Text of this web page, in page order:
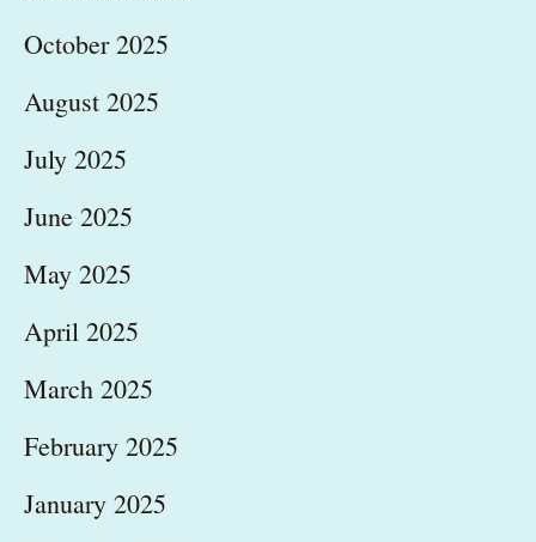
October 2025
August 2025
July 2025
June 2025
May 2025
April 2025
March 2025
February 2025
January 2025